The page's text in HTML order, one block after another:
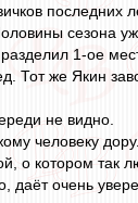
последних
сезона
1-ое
Тот же Якин
не видно.
человеку
о котором так
очень